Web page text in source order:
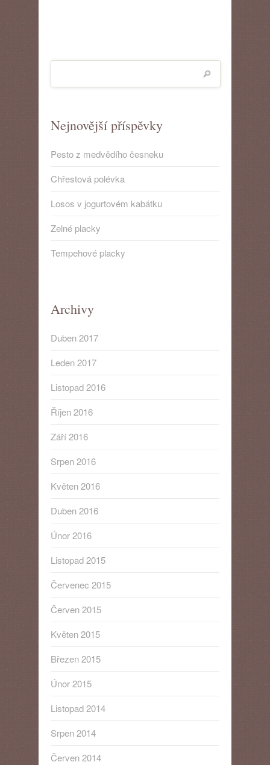
Nejnovější příspěvky
Pesto z medvědího česneku
Chřestová polévka
Losos v jogurtovém kabátku
Zelné placky
Tempehové placky
Archivy
Duben 2017
Leden 2017
Listopad 2016
Říjen 2016
Září 2016
Srpen 2016
Květen 2016
Duben 2016
Únor 2016
Listopad 2015
Červenec 2015
Červen 2015
Květen 2015
Březen 2015
Únor 2015
Listopad 2014
Srpen 2014
Červen 2014